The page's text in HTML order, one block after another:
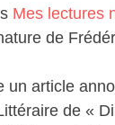
Mes lectures
de
un article
de «